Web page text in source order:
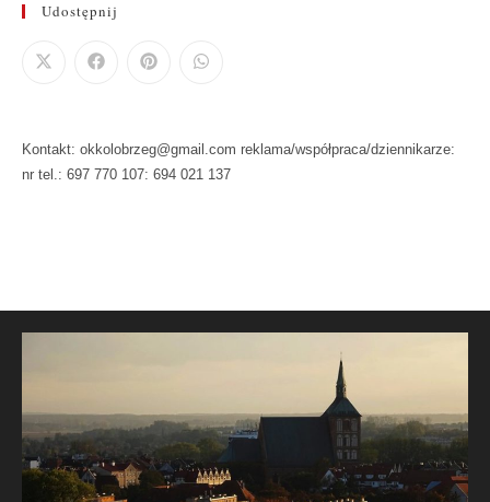
Udostępnij
Kontakt: okkolobrzeg@gmail.com reklama/współpraca/dziennikarze:
nr tel.: 697 770 107: 694 021 137